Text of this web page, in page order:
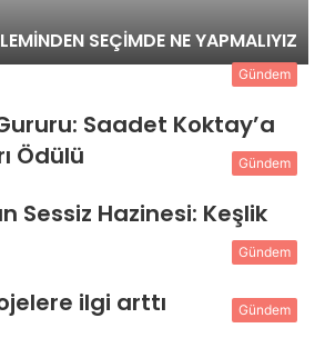
SÜREÇ VAHAP SEÇERE
Gündem
Saadet Koktay’a
Ödülü
Gündem
Sessiz Hazinesi: Keşlik
Gündem
ilgi arttı Gündem